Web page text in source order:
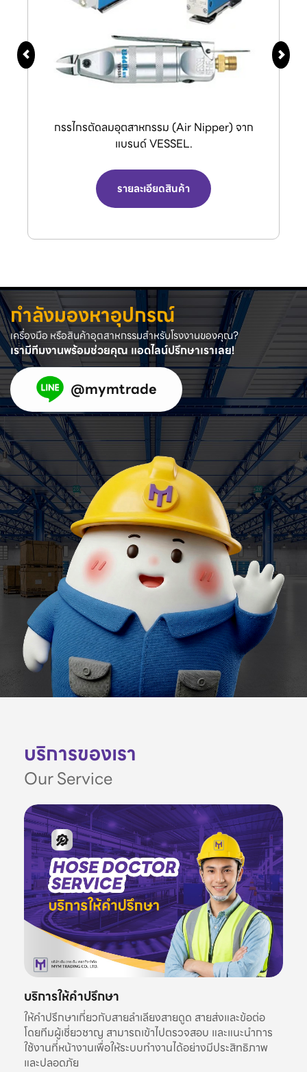
Nipper) จาก
VENZ พัดลมอุตสาหกรรมใบดำและพัดล
รายละเอียดสินค้า
กำลังมองหาอุปกรณ์
เครื่องมือ หรือสินค้าอุตสาหกรรมสำหรับโรงงานของคุณ?
เรามีทีมงานพร้อมช่วยคุณ แอดไลน์ปรึกษาเราเลย!
@mymtrade
บริการของเรา
Our Service
บริการให้คำปรึกษา
ให้คำปรึกษาเกี่ยวกับสายลำเลียงสายดูด สายส่งและข้อต่อ
โดยทีมผู้เชี่ยวชาญ สามารถเข้าไปตรวจสอบ และแนะนำการ
ใช้งานที่หน้างานเพื่อให้ระบบทำงานได้อย่างมีประสิทธิภาพ
และปลอดภัย